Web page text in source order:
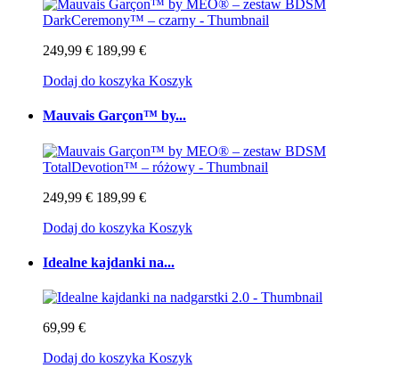
249,99 € 189,99 €
Dodaj do koszyka Koszyk
Mauvais Garçon™ by...
249,99 € 189,99 €
Dodaj do koszyka Koszyk
Idealne kajdanki na...
69,99 €
Dodaj do koszyka Koszyk